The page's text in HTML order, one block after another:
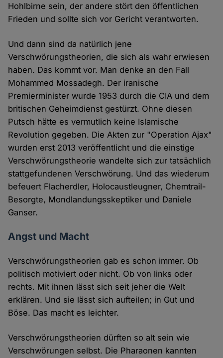
Hohlbirne sein, der andere stört den öffentlichen
Frieden und sollte sich vor Gericht verantworten.
Und dann sind da natürlich jene
Verschwörungstheorien, die sich als wahr erwiesen
haben. Das kommt vor. Man denke an den Fall
Mohammed Mossadegh. Der iranische
Premierminister wurde 1953 durch die CIA und dem
britischen Geheimdienst gestürzt. Ohne diesen
Putsch hätte es vermutlich keine Islamische
Revolution gegeben. Die Akten zur "Operation Ajax"
wurden erst 2013 veröffentlicht und die einstige
Verschwörungstheorie wandelte sich zur tatsächlich
stattgefundenen Verschwörung. Und das wiederum
befeuert Flacherdler, Holocaustleugner, Chemtrail-
Besorgte, Mondlandungsskeptiker und Daniele
Ganser.
Angst und Macht
Verschwörungstheorien gab es schon immer. Ob
politisch motiviert oder nicht. Ob von links oder
rechts. Mit ihnen lässt sich seit jeher die Welt
erklären. Und sie lässt sich aufteilen; in Gut und
Böse. Das macht es leichter.
Verschwörungstheorien dürften so alt sein wie
Verschwörungen selbst. Die Pharaonen kannten